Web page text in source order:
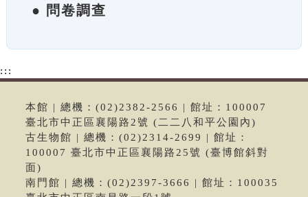
● 問卷調查
:::
本館 | 總機：(02)2382-2566 | 館址：100007
臺北市中正區襄陽路2號 (二二八和平公園內)
古生物館 | 總機：(02)2314-2699 | 館址：
100007 臺北市中正區襄陽路25號 (臺博館斜對
面)
南門館 | 總機：(02)2397-3666 | 館址：100035